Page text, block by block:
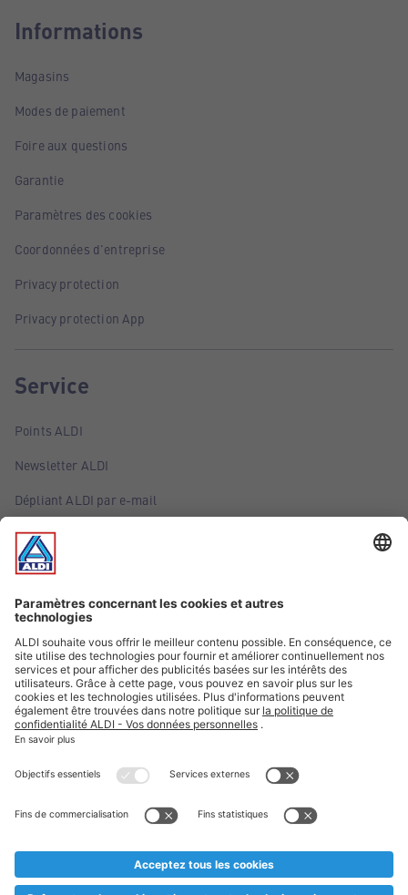
Informations
Magasins
Modes de paiement
Foire aux questions
Garantie
Paramètres des cookies
Coordonnées d'entreprise
Privacy protection
Privacy protection App
Service
Points ALDI
Newsletter ALDI
Dépliant ALDI par e-mail
Offres
Infos essentielles
Suivez ALDI Belgique
Textes marqués d'un astérisque et mentions légales
* Nous vendons ces articles temporairement et jusqu'à
au cas où, malgré le planning bien étudié, nous serions
prématurément en rupture de stock. Prix Recupel et TVA incl.
** Sur ce site, l’utilisation de la forme masculine a été adoptée